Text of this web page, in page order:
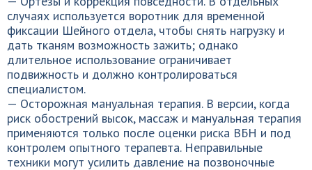
случаях используется воротник для временной
фиксации Шейного отдела, чтобы снять нагрузку и
дать тканям возможность зажить; однако
длительное использование ограничивает
подвижность и должно контролироваться
специалистом.
— Осторожная мануальная терапия. В версии, когда
риск обострений высок, массаж и мануальная терапия
применяются только после оценки риска ВБН и под
контролем опытного терапевта. Неправильные
техники могут усилить давление на позвоночные